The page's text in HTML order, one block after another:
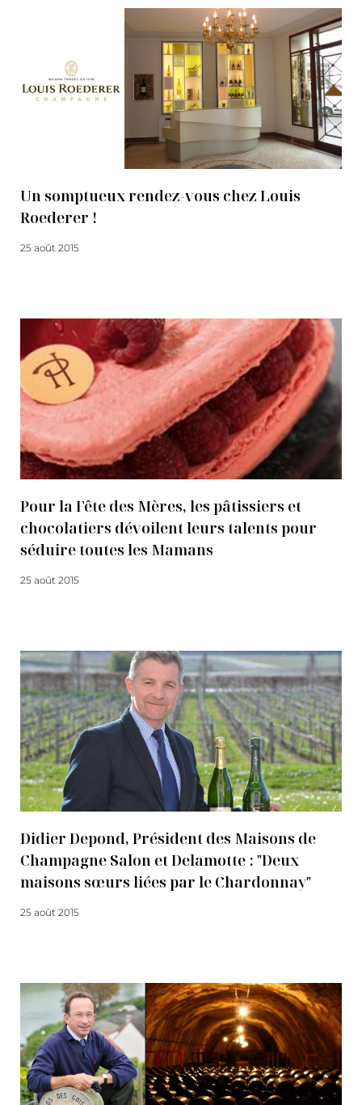
Un somptueux rendez-vous chez Louis
Roederer !
25 août 2015
Pour la Fête des Mères, les pâtissiers et
chocolatiers dévoilent leurs talents pour
séduire toutes les Mamans
25 août 2015
Didier Depond, Président des Maisons de
Champagne Salon et Delamotte : "Deux
maisons sœurs liées par le Chardonnay"
25 août 2015